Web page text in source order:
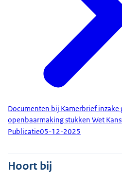
Documenten bij Kamerbrief inzake
openbaarmaking stukken Wet
Publicatie05-12-2025
Hoort bij